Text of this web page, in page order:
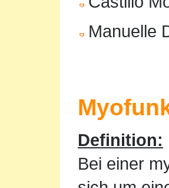
Manuelle
Definition:
Bei einer